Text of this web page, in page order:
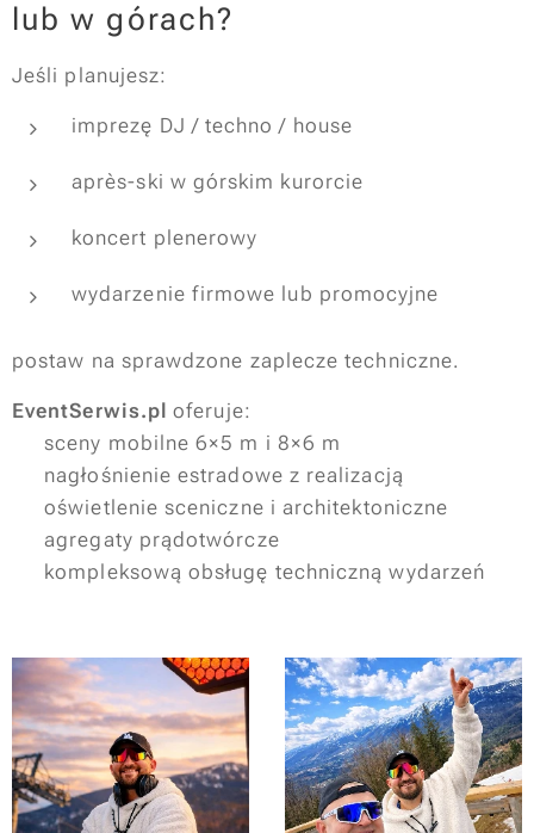
lub w górach?
Jeśli planujesz:
imprezę DJ / techno / house
après-ski w górskim kurorcie
koncert plenerowy
wydarzenie firmowe lub promocyjne
postaw na sprawdzone zaplecze techniczne.
EventSerwis.pl oferuje:
✔ sceny mobilne 6×5 m i 8×6 m
✔ nagłośnienie estradowe z realizacją
✔ oświetlenie sceniczne i architektoniczne
✔ agregaty prądotwórcze
✔ kompleksową obsługę techniczną wydarzeń